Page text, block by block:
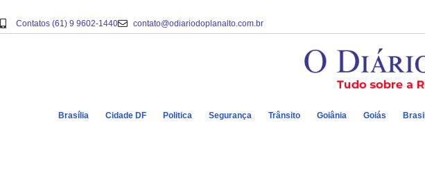
Contatos (61) 9 9602-1440 contato@odiariodoplanalto.com.br
Brasília Cidade DF Politica Segurança Trânsito Goiânia Goiás Brasil